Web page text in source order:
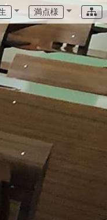
満点様